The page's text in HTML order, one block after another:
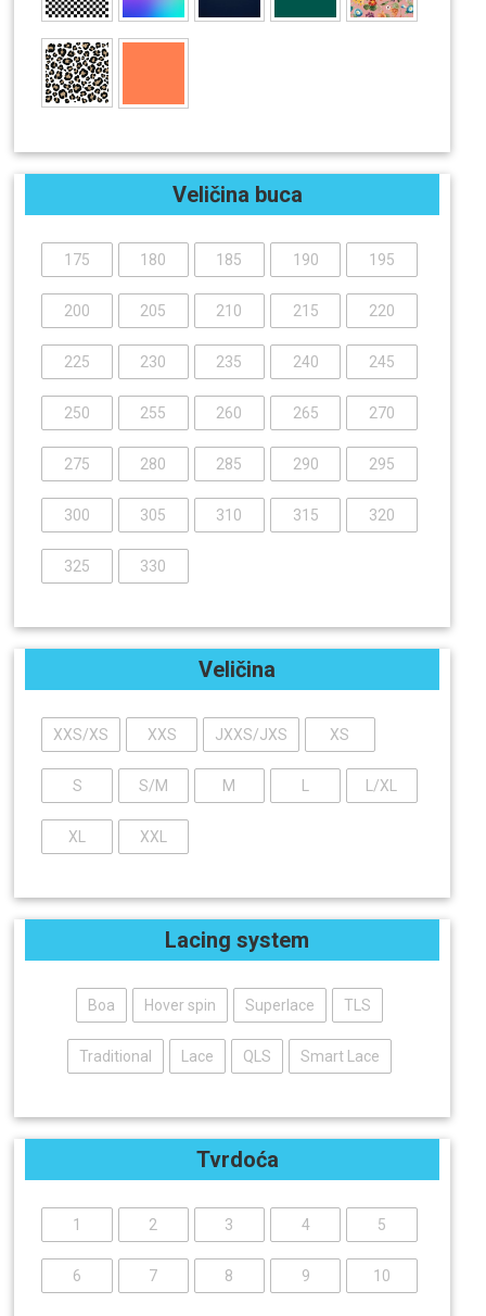
Veličina buca
175 180 185 190 195
200 205 210 215 220
225 230 235 240 245
250 255 260 265 270
275 280 285 290 295
300 305 310 315 320
325 330
Veličina
XXS/XS XXS JXXS/JXS XS
S S/M M L/XL
XL XXL
Lacing system
Boa Hover spin Superlace TLS
Traditional Lace QLS Smart Lace
Tvrdoća
1 2 3 4 5
6 7 8 9 10